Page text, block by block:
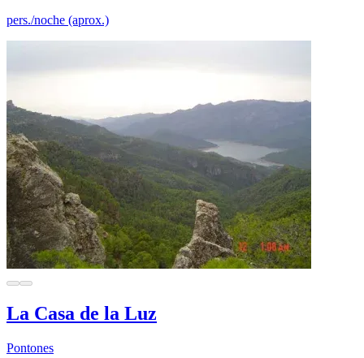
pers./noche (aprox.)
La Casa de la Luz
Pontones